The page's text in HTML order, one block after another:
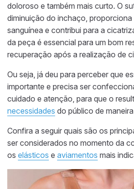
doloroso e também mais curto. O
diminuição do inchaço,
sanguínea e contribui para a
da peça é essencial para um bom
recuperação após a realização de
Ou seja, já deu para perceber que
importante e precisa ser
cuidado e atenção , para que o
necessidades do público de
Confira a seguir quais são os
ser considerados no momento da
os elásticos e aviamentos mais